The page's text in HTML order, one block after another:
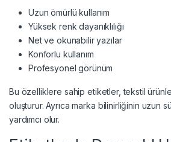
Uzun ömürlü kullanım
Yüksek renk dayanıklılığı
Net ve okunabilir yazılar
Konforlu kullanım
Profesyonel görünüm
Bu özelliklere sahip etiketler, tekstil
oluşturur. Ayrıca marka bilinirliğinin uzun
yardımcı olur.